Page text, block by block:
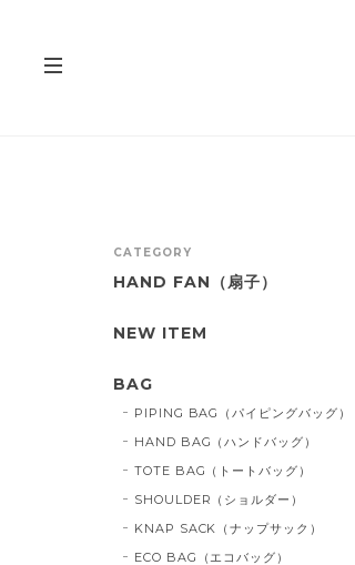
CATEGORY
HAND FAN（扇子）
NEW ITEM
BAG
PIPING BAG（パイピングバッグ）
HAND BAG（ハンドバッグ）
TOTE BAG（トートバッグ）
SHOULDER（ショルダー）
KNAP SACK（ナップサック）
ECO BAG（エコバッグ）